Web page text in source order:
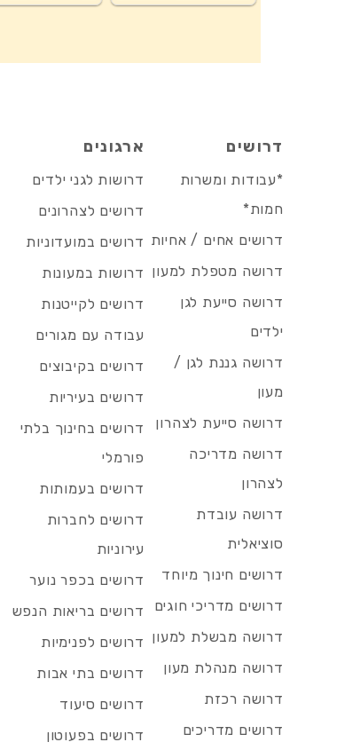
דרושים
*עבודות ומשרות
חמות*
דרושים אחים / אחיות
דרושה מטפלת למעון
דרושה סייעת לגן
ילדים
דרושה גננת לגן /
מעון
דרושה סייעת לצהרון
דרושה מדריכה
לצהרון
דרושה עובדת
סוציאלית
דרושים חינוך מיוחד
דרושים מדריכי חוגים
דרושה מבשלת למעון
דרושה מנהלת מעון
דרושה רכזת
דרושים מדריכים
ארגונים
דרושות לגני ילדים
דרושים לצהרונים
דרושים במועדוניות
דרושות במעונות
דרושים לקייטנות
עבודה עם מגורים
דרושים בקיבוצים
דרושים בעיריות
דרושים בחינוך בלתי
פורמלי
דרושים בעמותות
דרושים לחברות
עירוניות
דרושים בכפר נוער
דרושים בריאות הנפש
דרושים לפנימיות
דרושים בתי אבות
דרושים סיעוד
דרושים בפעוטון